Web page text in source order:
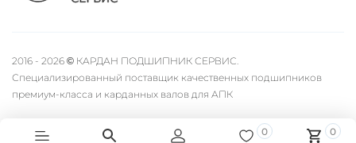
2016 - 2026 © КАРДАН ПОДШИПНИК СЕРВИС.
Специализированный поставщик качественных подшипников
премиум-класса и карданных валов для АПК
0 0